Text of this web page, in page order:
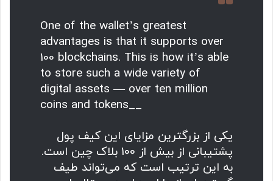
One of the wallet’s greatest
advantages is that it supports over
100 blockchains. This is how it’s able
to store such a wide variety of
digital assets — over ten million
coins and tokens__
یکی از بزرگترین مزایای این کیف پول
پشتیبانی از بیش از 100 بلاک چین است.
به این ترتیب است که می‌تواند طیف